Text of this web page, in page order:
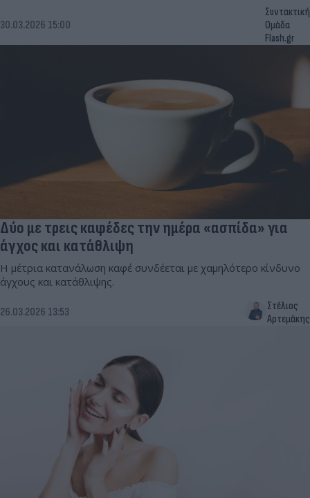
30.03.2026 15:00
Συντακτική
Ομάδα
Flash.gr
Δύο με τρεις καφέδες την ημέρα «ασπίδα» για
άγχος και κατάθλιψη
Η μέτρια κατανάλωση καφέ συνδέεται με χαμηλότερο κίνδυνο
άγχους και κατάθλιψης.
26.03.2026 13:53
Στέλιος
Αρτεμάκης